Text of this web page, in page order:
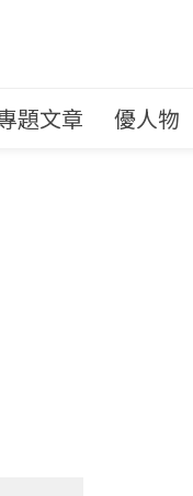
題文章 優人物